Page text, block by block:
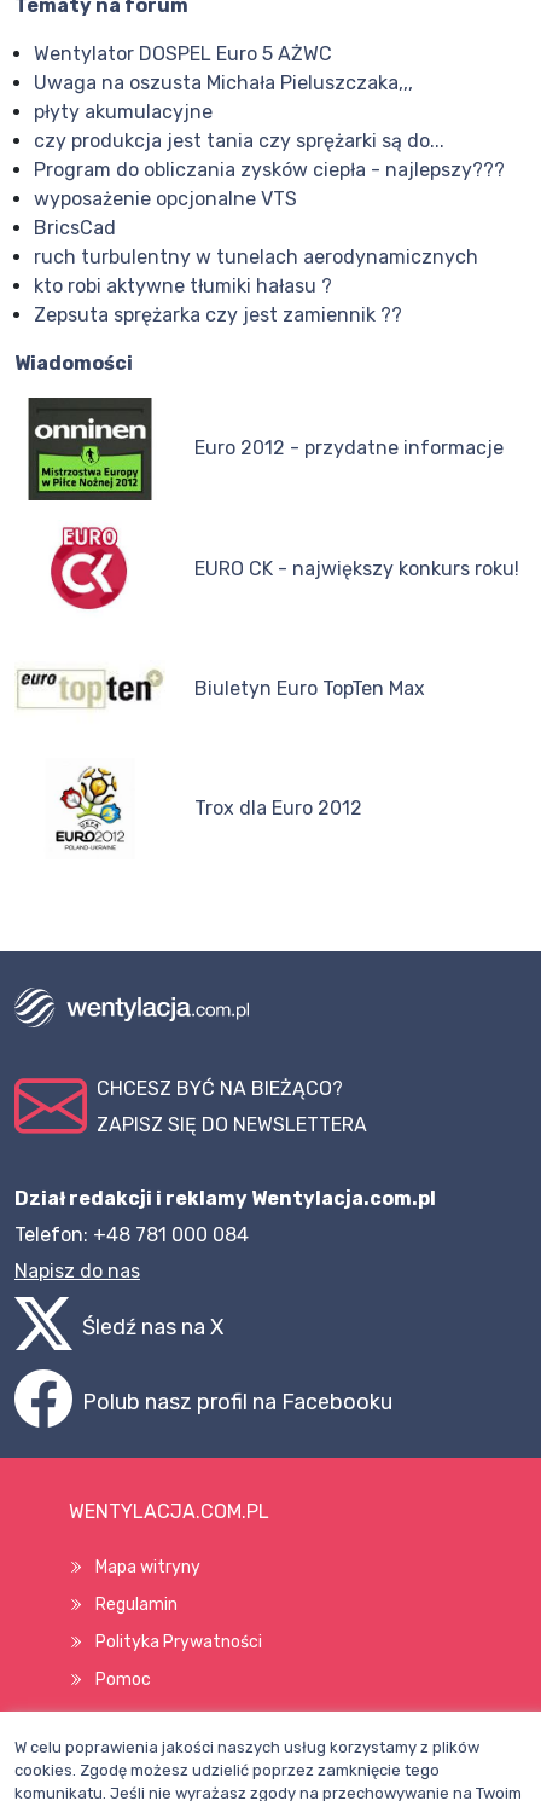
Tematy na forum
Wentylator DOSPEL Euro 5 AŻWC
Uwaga na oszusta Michała Pieluszczaka,,,
płyty akumulacyjne
czy produkcja jest tania czy sprężarki są do...
Program do obliczania zysków ciepła - najlepszy???
wyposażenie opcjonalne VTS
BricsCad
ruch turbulentny w tunelach aerodynamicznych
kto robi aktywne tłumiki hałasu ?
Zepsuta sprężarka czy jest zamiennik ??
Wiadomości
Euro 2012 - przydatne informacje
EURO CK - największy konkurs roku!
Biuletyn Euro TopTen Max
Trox dla Euro 2012
CHCESZ BYĆ NA BIEŻĄCO?
ZAPISZ SIĘ DO NEWSLETTERA
Dział redakcji i reklamy Wentylacja.com.pl
Telefon: +48 781 000 084
Napisz do nas
Śledź nas na X
Polub nasz profil na Facebooku
WENTYLACJA.COM.PL
Mapa witryny
Regulamin
Polityka Prywatności
Pomoc
Wszelkie prawa zastrzeżone © 1998–2026
W celu poprawienia jakości naszych usług korzystamy z plików
cookies. Zgodę możesz udzielić poprzez zamknięcie tego
komunikatu. Jeśli nie wyrażasz zgody na przechowywanie na Twoim